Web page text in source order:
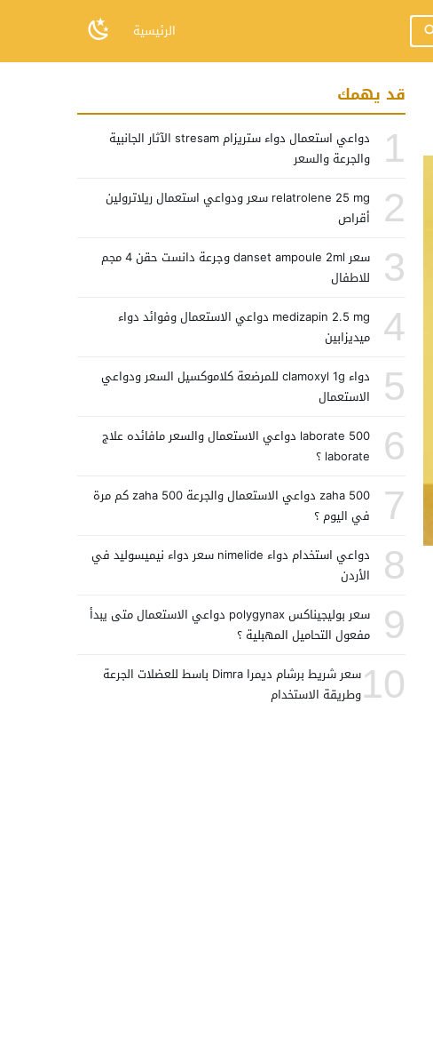
الرئيسية
قد يهمك
1
دواعي استعمال دواء ستريزام stresam الآثار الجانبية
والجرعة والسعر
2
relatrolene 25 mg سعر ودواعي استعمال ريلاترولين
أقراص
3
سعر danset ampoule 2ml وجرعة دانست حقن 4 مجم
للاطفال
4
medizapin 2.5 mg دواعي الاستعمال وفوائد دواء
ميديزابين
5
دواء clamoxyl 1g للمرضعة كلاموكسيل السعر ودواعي
الاستعمال
6
laborate 500 دواعي الاستعمال والسعر مافائده علاج
laborate ؟
7
zaha 500 دواعي الاستعمال والجرعة zaha 500 كم مرة
في اليوم ؟
8
دواعي استخدام دواء nimelide سعر دواء نيميسوليد في
الأردن
9
سعر بوليجيناكس polygynax دواعي الاستعمال متى يبدأ
مفعول التحاميل المهبلية ؟
10
سعر شريط برشام ديمرا Dimra باسط للعضلات الجرعة
وطريقة الاستخدام